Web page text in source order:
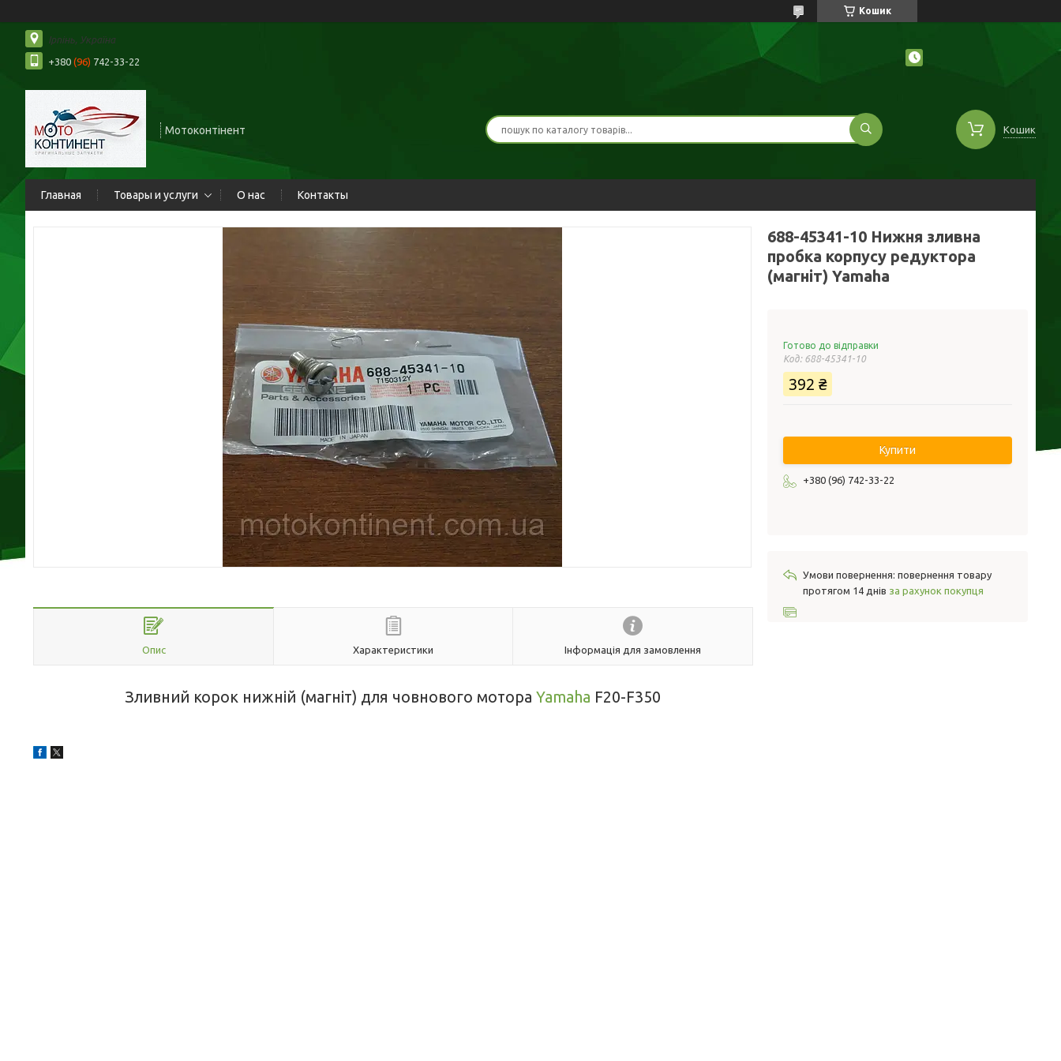
Кошик
Ірпінь, Україна
+380 (96) 742-33-22
Мотоконтінент Кошик
Главная Товары и услуги О нас Контакты
Опис Характеристики Інформація для замовлення
Зливний корок нижній (магніт) для човнового мотора Yamaha F20-F350
688-45341-10 Нижня зливна
пробка корпусу редуктора
(магніт) Yamaha
Готово до відправки
Код: 688-45341-10
392 ₴
Купити
+380 (96) 742-33-22
повернення товару
протягом 14 днів за рахунок покупця